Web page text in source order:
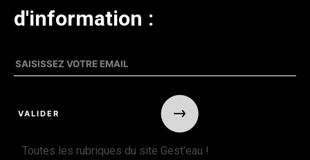
d'information :
Toutes les rubriques du site Gest'eau !